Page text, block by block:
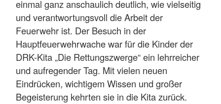
einmal ganz anschaulich deutlich, wie vielseitig
und verantwortungsvoll die Arbeit der
Feuerwehr ist. Der Besuch in der
Hauptfeuerwehrwache war für die Kinder der
DRK-Kita „Die Rettungszwerge“ ein lehrreicher
und aufregender Tag. Mit vielen neuen
Eindrücken, wichtigem Wissen und großer
Begeisterung kehrten sie in die Kita zurück.